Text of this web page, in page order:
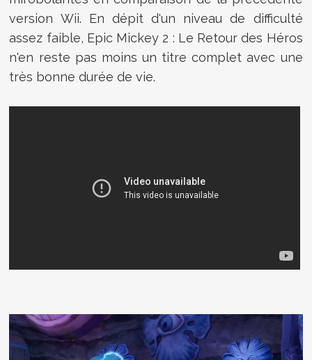
version Wii. En dépit d'un niveau de difficulté
assez faible, Epic Mickey 2 : Le Retour des Héros
n'en reste pas moins un titre complet avec une
très bonne durée de vie.